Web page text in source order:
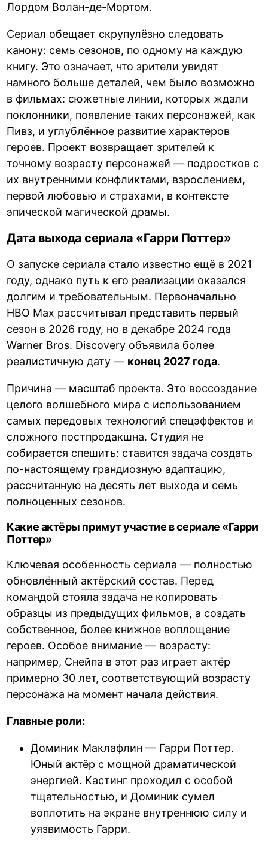
Лордом Волан-де-Мортом.
Сериал обещает скрупулёзно следовать
канону: семь сезонов, по одному на каждую
книгу. Это означает, что зрители увидят
намного больше деталей, чем было возможно
в фильмах: сюжетные линии, которых ждали
поклонники, появление таких персонажей, как
Пивз, и углублённое развитие характеров
героев. Проект возвращает зрителей к
точному возрасту персонажей — подростков с
их внутренними конфликтами, взрослением,
первой любовью и страхами, в контексте
эпической магической драмы.
Дата выхода сериала «Гарри Поттер»
О запуске сериала стало известно ещё в 2021
году, однако путь к его реализации оказался
долгим и требовательным. Первоначально
HBO Max рассчитывал представить первый
сезон в 2026 году, но в декабре 2024 года
Warner Bros. Discovery объявила более
реалистичную дату — конец 2027 года.
Причина — масштаб проекта. Это воссоздание
целого волшебного мира с использованием
самых передовых технологий спецэффектов и
сложного постпродакшна. Студия не
собирается спешить: ставится задача создать
по-настоящему грандиозную адаптацию,
рассчитанную на десять лет выхода и семь
полноценных сезонов.
Какие актёры примут участие в сериале «Гарри
Поттер»
Ключевая особенность сериала — полностью
обновлённый актёрский состав. Перед
командой стояла задача не копировать
образцы из предыдущих фильмов, а создать
собственное, более книжное воплощение
героев. Особое внимание — возрасту:
например, Снейпа в этот раз играет актёр
примерно 30 лет, соответствующий возрасту
персонажа на момент начала действия.
Главные роли:
Доминик Маклафлин — Гарри Поттер.
Юный актёр с мощной драматической
энергией. Кастинг проходил с особой
тщательностью, и Доминик сумел
воплотить на экране внутреннюю силу и
уязвимость Гарри.